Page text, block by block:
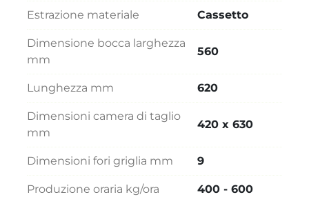
Estrazione materiale Cassetto
Dimensione bocca larghezza
mm
560
Lunghezza mm 620
Dimensioni camera di taglio
mm
420 x 630
Dimensioni fori griglia mm 9
Produzione oraria kg/ora 400 - 600